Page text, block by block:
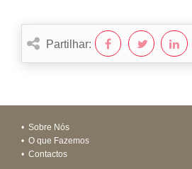
Partilhar:
• Sobre Nós
• O que Fazemos
• Contactos